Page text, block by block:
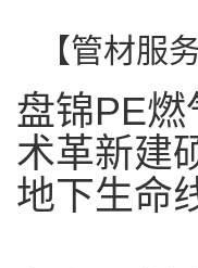
【管材服
盘锦PE燃
术革新建
地下生命